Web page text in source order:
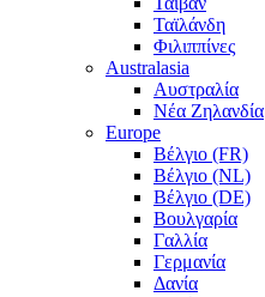
Ταϊλάνδη
Φιλιππίνες
Australasia
Αυστραλία
Νέα Ζηλανδία
Europe
Βέλγιο (FR)
Βέλγιο (NL)
Βέλγιο (DE)
Βουλγαρία
Γαλλία
Γερμανία
Δανία